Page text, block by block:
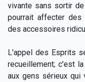
vivante sans sortir
pourrait affecter des
des accessoires
L'appel des Esprits
recueillement; c'est
aux gens sérieux qui